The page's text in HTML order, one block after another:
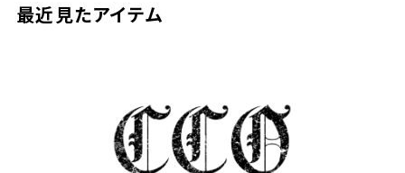
最近見たアイテム